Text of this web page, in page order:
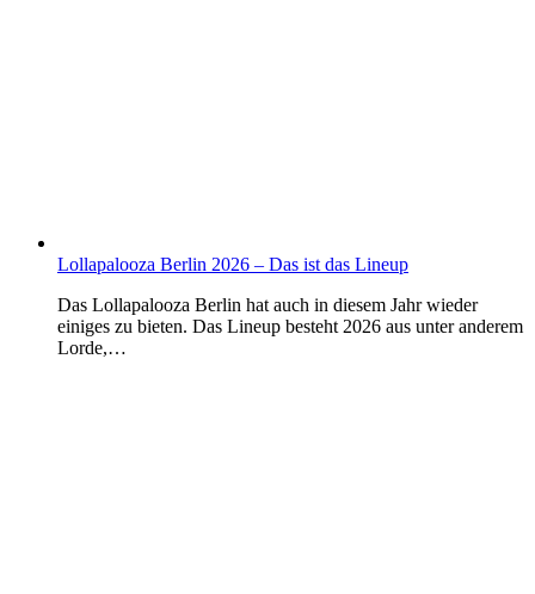
Lollapalooza Berlin 2026 – Das ist das Lineup
Das Lollapalooza Berlin hat auch in diesem Jahr wieder
einiges zu bieten. Das Lineup besteht 2026 aus unter anderem
Lorde,…